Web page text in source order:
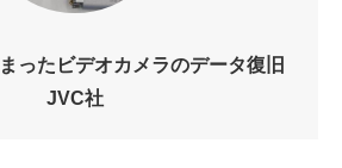
ったビデオカメラのデータ復旧
JVC社